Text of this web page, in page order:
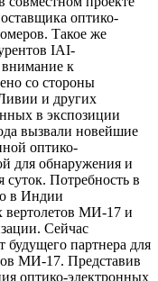
оптико-
Такое же
IAI-
к
со стороны
и других
в экспозиции
вызвали новейшие
оптико-
для обнаружения и
суток. Потребность в
в Индии
вертолетов МИ-17 и
Сейчас
партнера для
МИ-17. Представив
оптико-электронных